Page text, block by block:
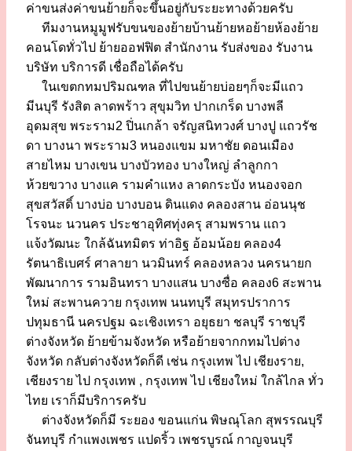
ค่าขนส่งค่าขนย้ายก็จะขึ้นอยู่กับระยะทางด้วยครับ
ทีมงานหมูมูฟรับขนของย้ายบ้านย้ายหอย้ายห้องย้าย
คอนโดทั่วไป ย้ายออฟฟิต สำนักงาน รับส่งของ รับงาน
บริษัท บริการดี เชื่อถือได้ครับ
ในเขตกทมปริมณฑล ที่ไปขนย้ายบ่อยๆก็จะมีแถว
มีนบุรี รังสิต ลาดพร้าว สุขุมวิท ปากเกร็ด บางพลี
อุดมสุข พระราม2 ปิ่นเกล้า จรัญสนิทวงศ์ บางปู แถวรัช
ดา บางนา พระราม3 หนองแขม มหาชัย ดอนเมือง
สายไหม บางเขน บางบัวทอง บางใหญ่ ลำลูกกา
ห้วยขวาง บางแค รามคำแหง ลาดกระบัง หนองจอก
สุขสวัสดิ์ บางบ่อ บางบอน ดินแดง คลองสาน อ่อนนุช
โรจนะ นวนคร ประชาอุทิศทุ่งครุ สามพราน แถว
แจ้งวัฒนะ ใกล้ฉันทมิตร ท่าอิฐ อ้อมน้อย คลอง4
รัตนาธิเบศร์ ศาลายา นวมินทร์ คลองหลวง นครนายก
พัฒนาการ รามอินทรา บางแสน บางซื่อ คลอง6 สะพาน
ใหม่ สะพานควาย กรุงเทพ นนทบุรี สมุทรปราการ
ปทุมธานี นครปฐม ฉะเชิงเทรา อยุธยา ชลบุรี ราชบุรี
ต่างจังหวัด ย้ายข้ามจังหวัด หรือย้ายจากกทมไปต่าง
จังหวัด กลับต่างจังหวัดก็ดี เช่น กรุงเทพ ไป เชียงราย,
เชียงราย ไป กรุงเทพ , กรุงเทพ ไป เชียงใหม่ ใกล้ไกล ทั่ว
ไทย เราก็มีบริการครับ
ต่างจังหวัดก็มี ระยอง ขอนแก่น พิษณุโลก สุพรรณบุรี
จันทบุรี กำแพงเพชร แปดริ้ว เพชรบูรณ์ กาญจนบุรี